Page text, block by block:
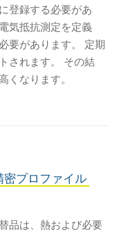
登録する必要があ
気抵抗測定を定義
要があります。 定期
されます。 その結
くなります。
密プロファイル
品は、熱および必要